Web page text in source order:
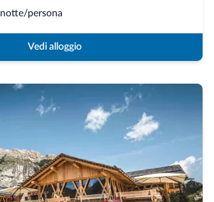
notte/persona
Vedi alloggio